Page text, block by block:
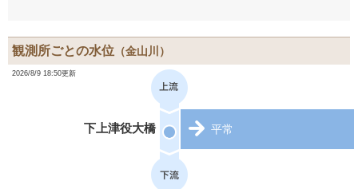
観測所ごとの水位 （金山川）
2026/8/9 18:50更新
下上津役大橋 平常